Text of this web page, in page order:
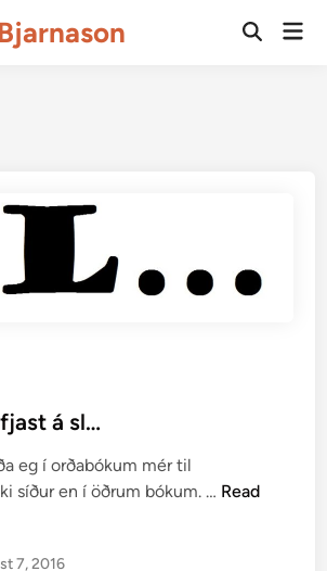
Open
á sl…
eg í orðabókum mér til
síður en í öðrum bókum. … O
Read
7, 2016